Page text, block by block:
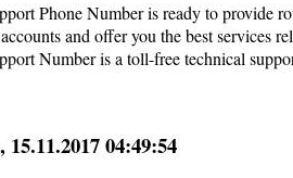
Phone Number is ready to provide
and offer you the best services
Number is a toll-free technical
, 15.11.2017 04:49:54